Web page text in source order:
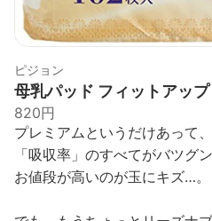
ピジョン
母乳パッド フィットアッ
820円
プレミアムというだけあって
「吸収率」のすべてがバツグ
お値段が高いのが玉にキズ…。